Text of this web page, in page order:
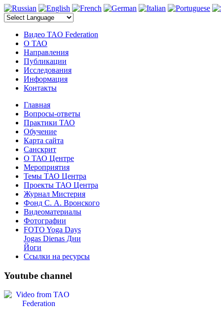
электронные компоненты
Видео TAO Federation
О ТАО
Направления
Публикации
Исследования
Информация
Контакты
Главная
Вопросы-ответы
Практики ТАО
Обучение
Карта сайта
Санскрит
О ТАО Центре
Мероприятия
Темы ТАО Центра
Проекты ТАО Центра
Журнал Мистерия
Фонд С. А. Вронского
Видеоматериалы
Фотографии
FOTO Yoga Days
Jogas Dienas Дни
Йоги
Ссылки на ресурсы
Youtube channel